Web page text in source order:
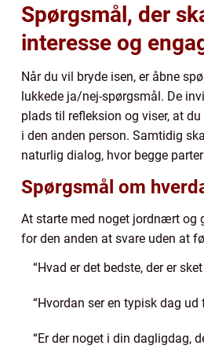
Spørgsmål, der
interesse og
Når du vil bryde isen, er åbne
lukkede ja/nej-spørgsmål. De
plads til refleksion og viser, at
i den anden person. Samtidig
naturlig dialog, hvor begge
Spørgsmål om
At starte med noget jordnært og
for den anden at svare uden at
“Hvad er det bedste, der er
“Hvordan ser en typisk dag ud
“Er der noget i din dagligdag,